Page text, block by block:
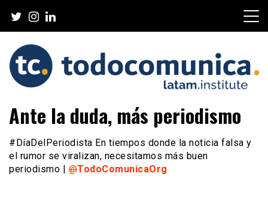
content
TodoComunica x LATAM
Institute
Ante la duda, más periodismo
#DíaDelPeriodista En tiempos donde la noticia falsa y
el rumor se viralizan, necesitamos más buen
periodismo |@TodoComunicaOrg